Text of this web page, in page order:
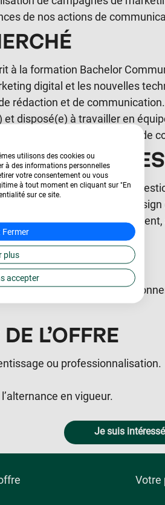
de nos actions de
à la formation Bachelor
digital et les nouvelles
rédaction et de communication.
disposé(e) à travailler en
des outils de création de
SOUHAITÉES
sociaux et des outils de
compétences de base en
plusieurs projets
votre CV. Veuillez
L’OFFRE
ou professionnalisation.
en vigueur.
Je suis intéressé
Votre
utilisons des cookies ou
à des informations personnelles
votre consentement ou vous
à tout moment en cliquant sur "En
sur ce site.
Fermer
plus
accepter